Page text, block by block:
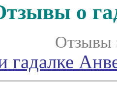
о
Отзывы